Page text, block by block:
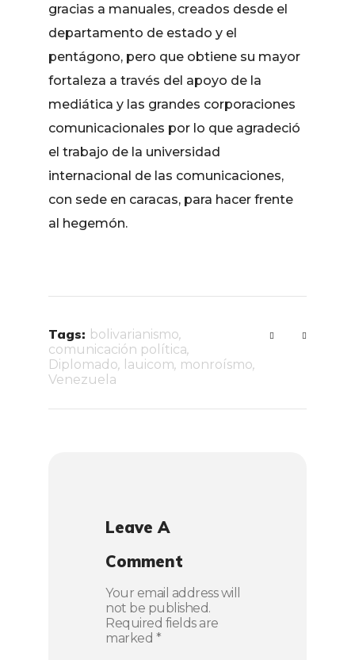
gracias a manuales, creados desde el
departamento de estado y el
pentágono, pero que obtiene su mayor
fortaleza a través del apoyo de la
mediática y las grandes corporaciones
comunicacionales por lo que agradeció
el trabajo de la universidad
internacional de las comunicaciones,
con sede en caracas, para hacer frente
al hegemón.
Tags: bolivarianismo,
comunicación política,
Diplomado, lauicom, monroísmo,
Venezuela
Leave A
Comment
Your email address will
not be published.
Required fields are
marked *